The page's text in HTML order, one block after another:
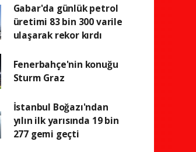
Gabar'da günlük petrol
üretimi 83 bin 300 varile
ulaşarak rekor kırdı
Fenerbahçe'nin konuğu
Sturm Graz
İstanbul Boğazı'ndan
yılın ilk yarısında 19 bin
277 gemi geçti